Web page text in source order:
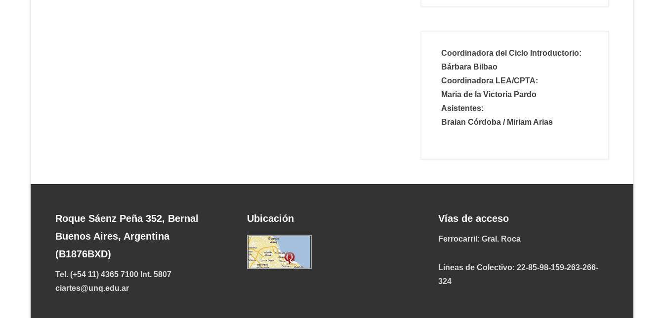
Coordinadora del Ciclo Introductorio:
Bárbara Bilbao
Coordinadora LEA/CPTA:
Maria de la Victoria Pardo
Asistentes:
Braian Córdoba / Miriam Arias
Roque Sáenz Peña 352, Bernal
Buenos Aires, Argentina
(B1876BXD)
Tel. (+54 11) 4365 7100 Int. 5807
ciartes@unq.edu.ar
Ubicación Vías de acceso
Ferrocarril: Gral. Roca
Lineas de Colectivo: 22-85-98-159-263-266-
324